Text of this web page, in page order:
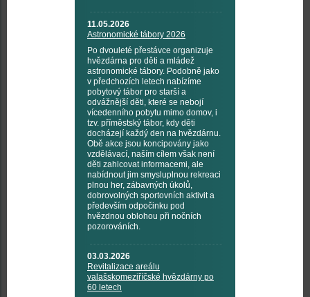
11.05.2026
Astronomické tábory 2026
Po dvouleté přestávce organizuje
hvězdárna pro děti a mládež
astronomické tábory. Podobně jako
v předchozích letech nabízíme
pobytový tábor pro starší a
odvážnější děti, které se nebojí
vícedenního pobytu mimo domov, i
tzv. příměstský tábor, kdy děti
docházejí každý den na hvězdárnu.
Obě akce jsou koncipovány jako
vzdělávací, naším cílem však není
děti zahlcovat informacemi, ale
nabídnout jim smysluplnou rekreaci
plnou her, zábavných úkolů,
dobrovolných sportovních aktivit a
především odpočinku pod
hvězdnou oblohou při nočních
pozorováních.
03.03.2026
Revitalizace areálu
valašskomeziříčské hvězdárny po
60 letech